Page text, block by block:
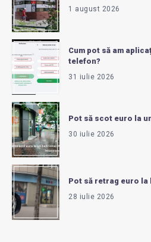
1 august 2026
Cum pot să am
telefon?
31 iulie 2026
Pot să scot euro la
30 iulie 2026
Pot să retrag euro la
28 iulie 2026